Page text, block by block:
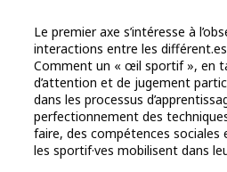
Le premier axe s’intéresse à
interactions entre les
Comment un « œil sportif », en
d’attention et de jugement
dans les processus
perfectionnement des
faire, des compétences sociales
les sportif·ves mobilisent dans